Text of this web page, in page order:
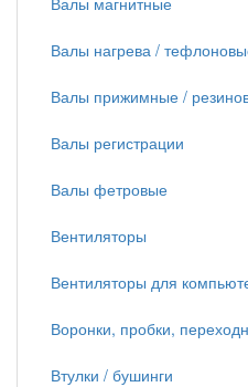
Валы нагрева /
Валы прижимные /
Валы регистрации
Валы фетровые
Вентиляторы
Вентиляторы для
Воронки, пробки,
Втулки / бушинги